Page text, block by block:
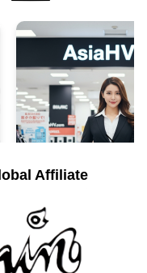
Affiliate